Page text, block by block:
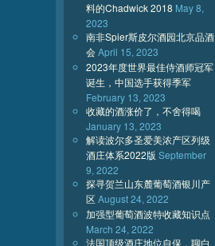
料的Chadwick 2018 May 8,
2023
南非Spier斯皮尔酒园北京品酒
会April 15, 2023
2023年度世界最佳侍酒师冠军
诞生，中国选手获得季军
February 13, 2023
收藏的酒涨价了，不舍得喝
January 13, 2023
解读波尔多圣爱美浓产区列级
酒庄体系2022版 September
9, 2022
探寻贺兰山东麓葡萄酒银川产
区August 24, 2022
加强型葡萄酒波特收藏知识点
March 24, 2022
法国顶级酒庄地位自保，聊白